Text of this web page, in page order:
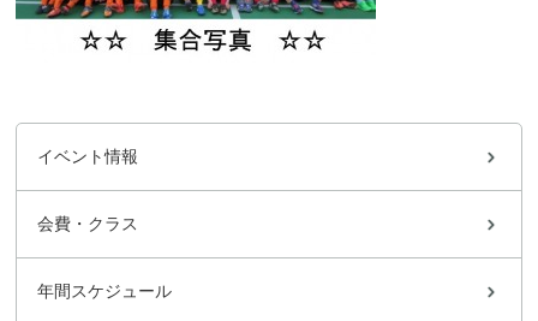
イベント情報
会費・クラス
年間スケジュール